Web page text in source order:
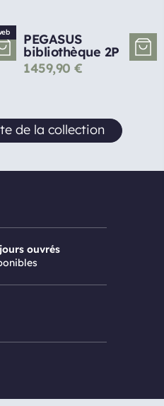
PEGASUS
bibliothèque 2P
1459,90 €
de la collection
ouvrés